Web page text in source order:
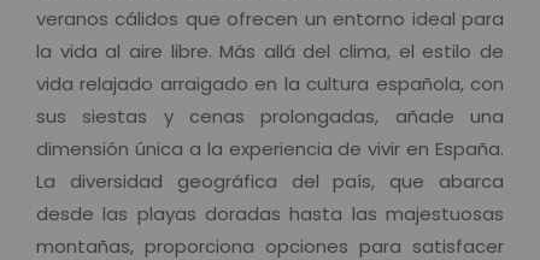
veranos cálidos que ofrecen un entorno ideal para
la vida al aire libre. Más allá del clima, el estilo de
vida relajado arraigado en la cultura española, con
sus siestas y cenas prolongadas, añade una
dimensión única a la experiencia de vivir en España.
La diversidad geográfica del país, que abarca
desde las playas doradas hasta las majestuosas
montañas, proporciona opciones para satisfacer